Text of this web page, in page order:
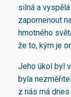
silná a
zapomenout
hmotného
že to, kým je
Jeho úkol byl
byla
z nás má